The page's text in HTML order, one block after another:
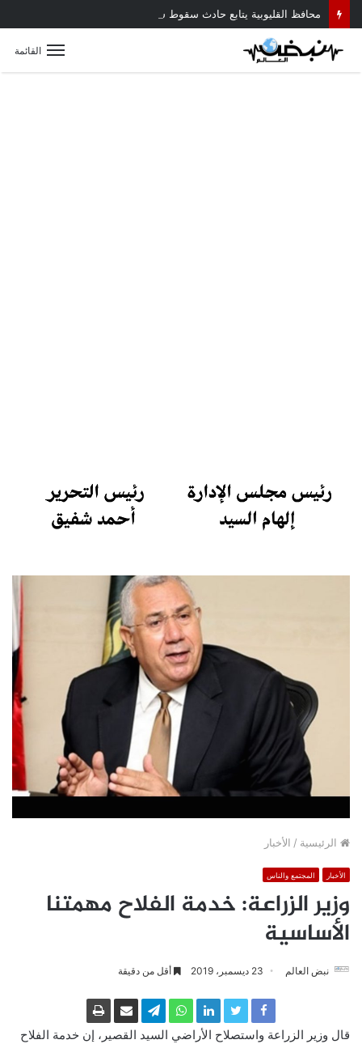
القائمة
الرئيسية / الأخبار
الأخبار المجتمع والناس
وزير الزراعة: خدمة الفلاح مهمتنا
الأساسية
نبض العالم 23 ديسمبر، 2019 أقل من دقيقة
قال وزير الزراعة واستصلاح الأراضي السيد القصير، إن خدمة الفلاح